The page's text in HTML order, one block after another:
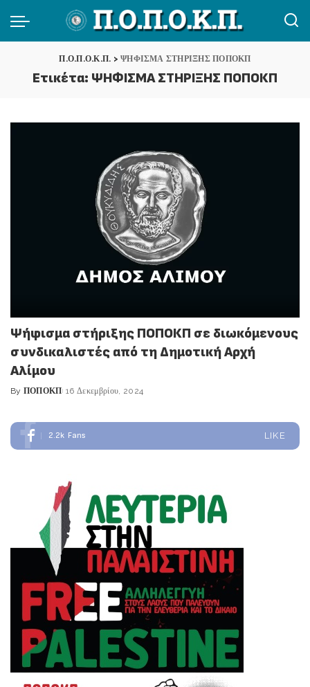
Π.Ο.Π.Ο.Κ.Π. >ΨΗΦΙΣΜΑ ΣΤΗΡΙΞΗΣ ΠΟΠΟΚΠ
Ετικέτα: ΨΗΦΙΣΜΑ ΣΤΗΡΙΞΗΣ ΠΟΠΟΚΠ
Ψήφισμα στήριξης ΠΟΠΟΚΠ σε διωκόμενους
συνδικαλιστές από τη Δημοτική Αρχή
Αλίμου
Posted
By ΠΟΠΟΚΠ 16 Δεκεμβρίου, 2024
2.2k Fans LIKE